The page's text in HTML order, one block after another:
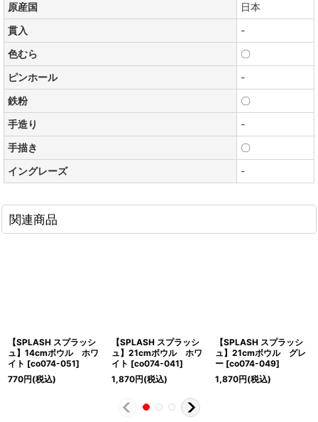
原産国
日本
貫入
-
色むら
〇
ピンホール
-
鉄粉
〇
手造り
-
手描き
〇
イングレーズ
-
関連商品
【SPLASH スプラッシ
ュ】14cmボウル ホワ
イト [co074-051]
770円(税込)
【SPLASH スプラッシ
ュ】21cmボウル ホワ
イト [co074-041]
1,870円(税込)
【SPLASH スプラッシ
ュ】21cmボウル グレ
ー [co074-049]
1,870円(税込)